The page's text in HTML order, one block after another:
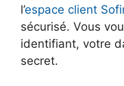
l’espace client
sécurisé. Vous
identifiant, votre
secret.